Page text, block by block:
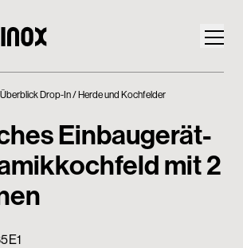
Überblick Drop-In Herde und Kochfelder
Einbaugerät-
mit 2